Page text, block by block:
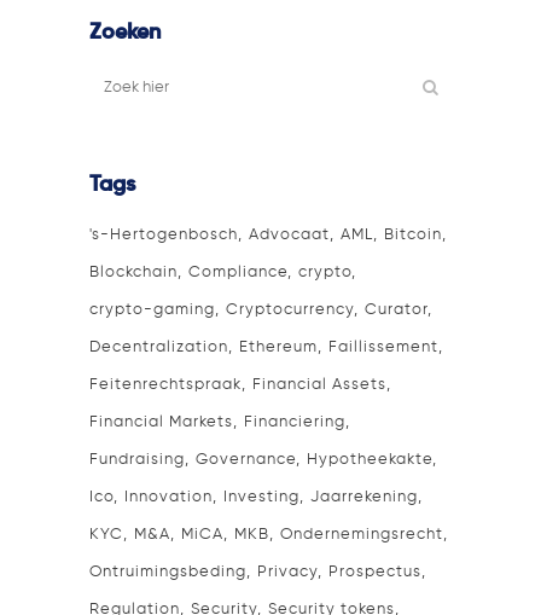
Zoeken
Tags
's-Hertogenbosch Advocaat AML Bitcoin
Blockchain Compliance crypto
crypto-gaming Cryptocurrency Curator
Decentralization Ethereum Faillissement
Feitenrechtspraak Financial Assets
Financial Markets Financiering
Fundraising Governance Hypotheekakte
Ico Innovation Investing Jaarrekening
KYC M&A MiCA MKB Ondernemingsrecht
Ontruimingsbeding Privacy Prospectus
Regulation Security Security tokens